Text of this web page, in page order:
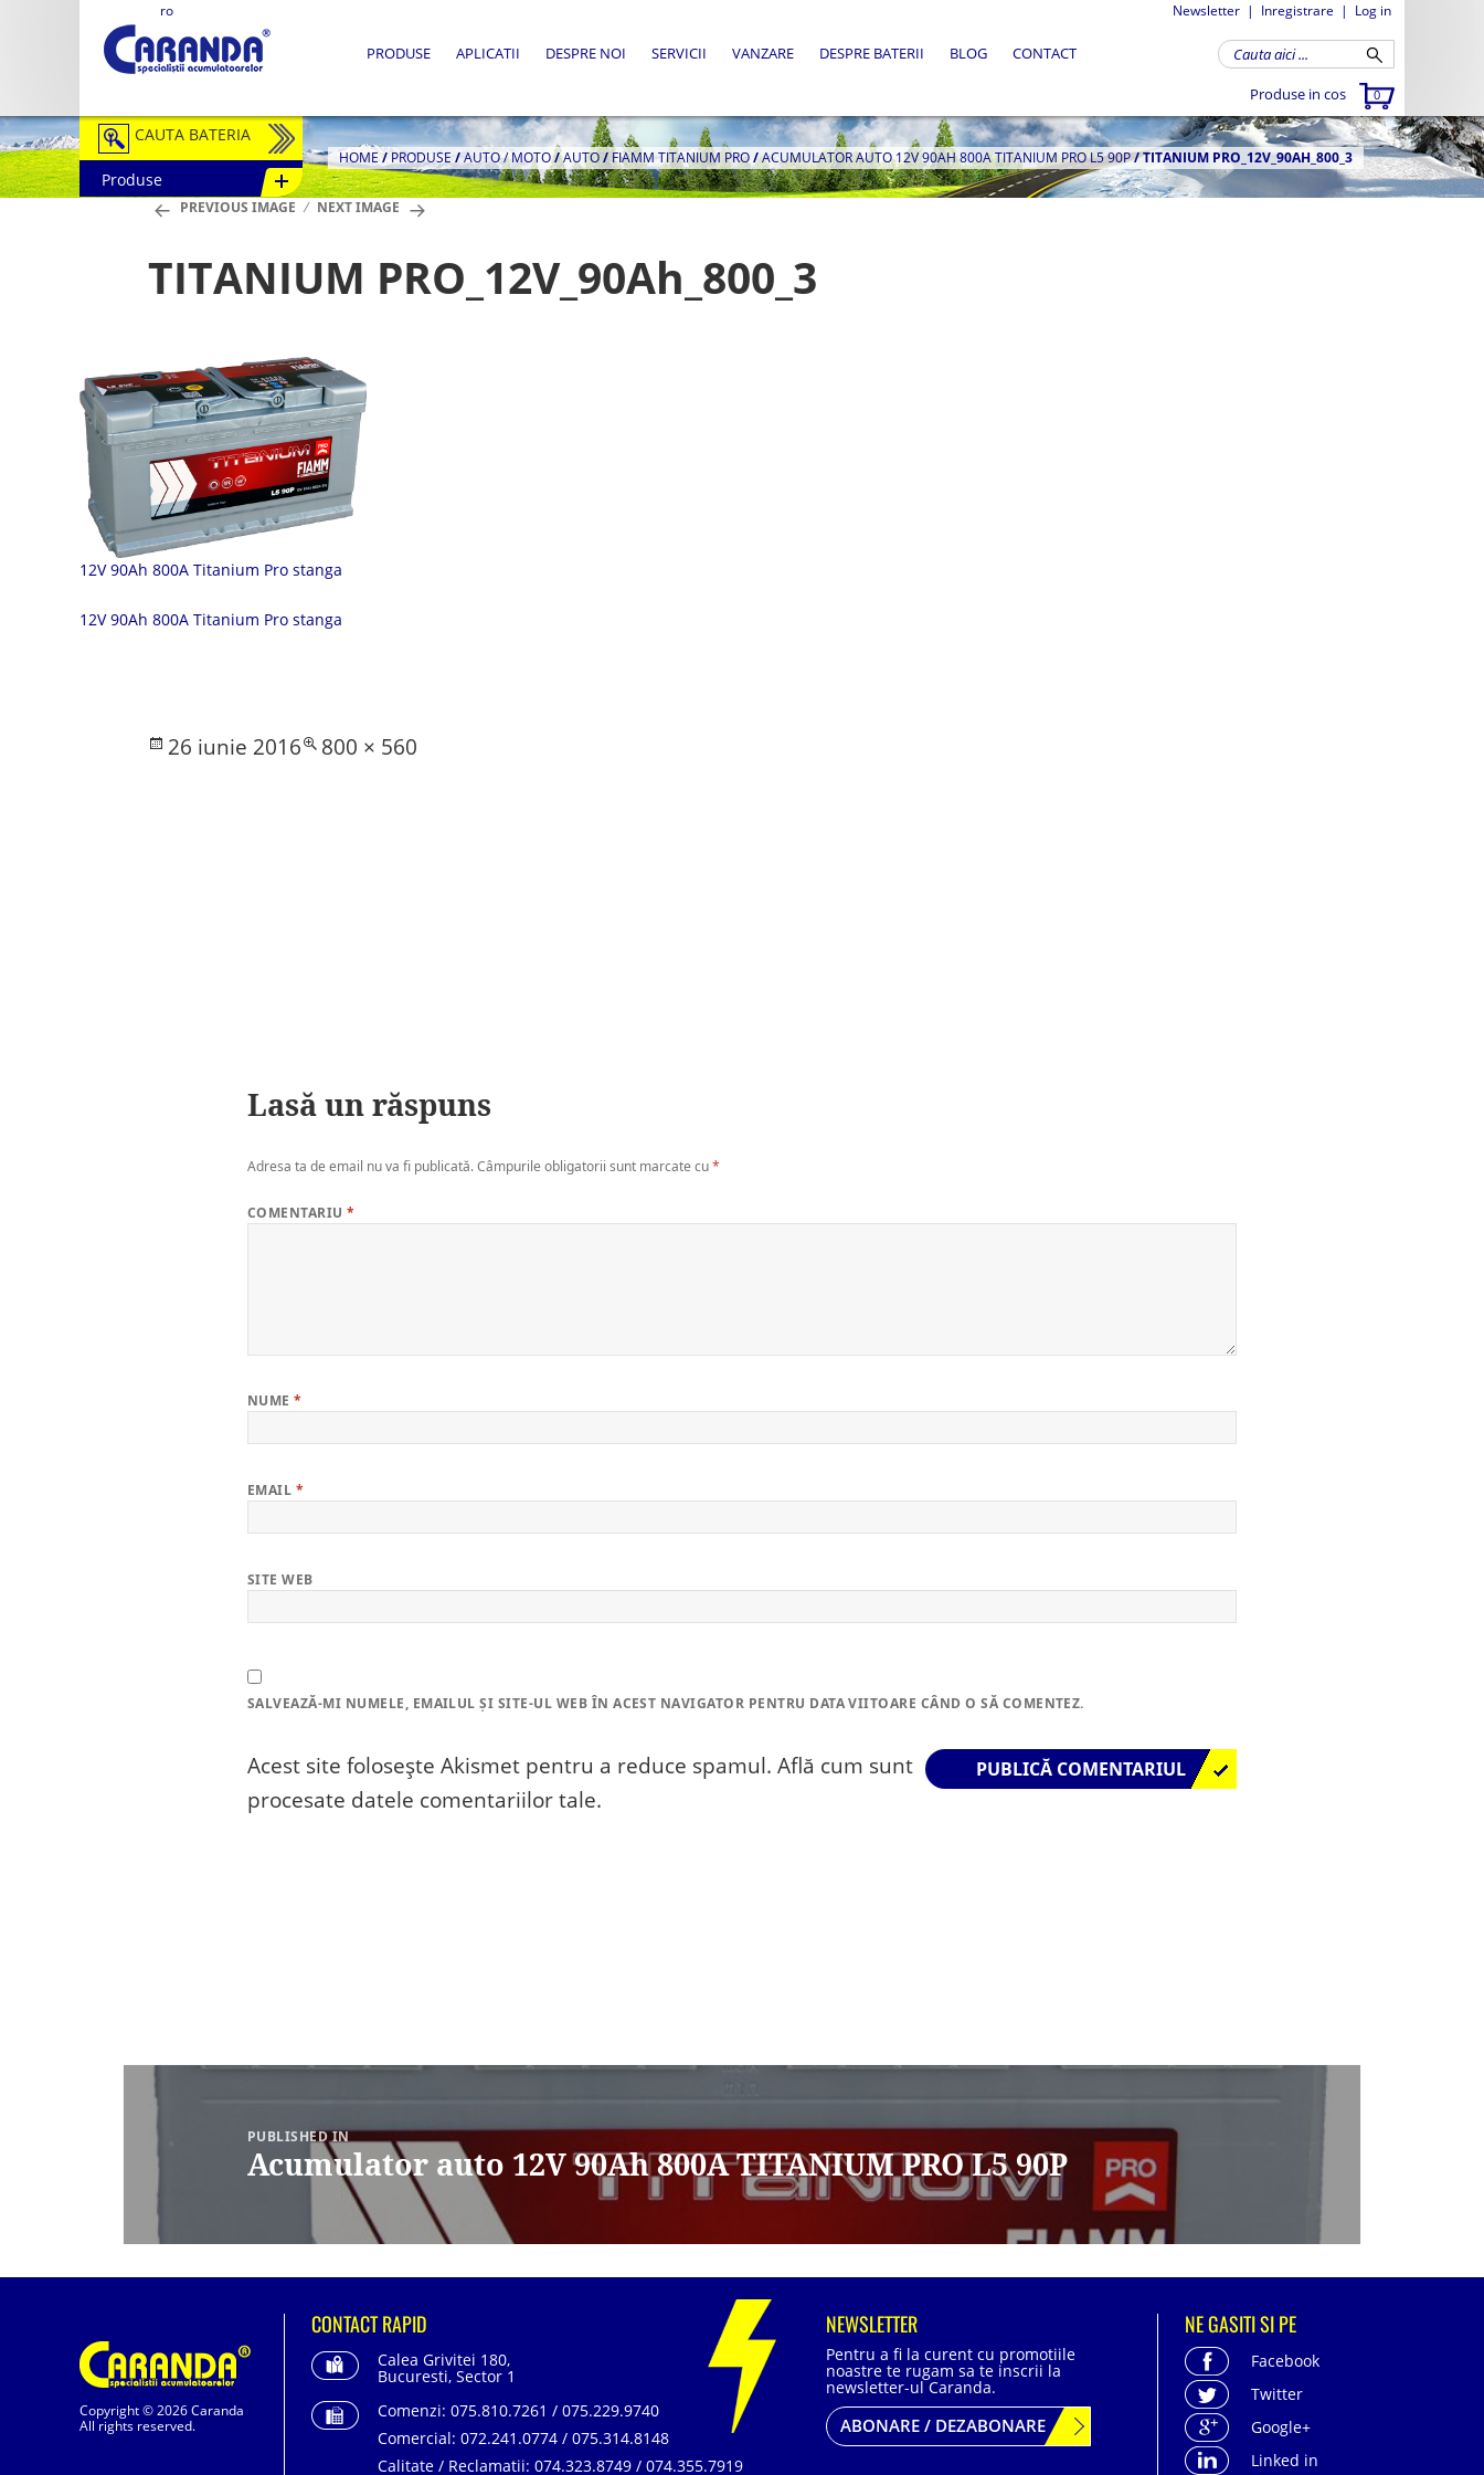
ro Newsletter | Inregistrare | Log in
Produse in cos 0
PRODUSE APLICATII DESPRE NOI SERVICII VANZARE DESPRE BATERII BLOG CONTACT
CAUTA BATERIA
Auto / Moto
Semitractiune
Redresoare
Accesorii Baterii
Fotovoltaice
Produse
HOME/PRODUSE /AUTO / MOTO/AUTO/FIAMM TITANIUM PRO/ACUMULATOR AUTO 12V 90AH 800A TITANIUM PRO L5 90P/TITANIUM PRO_12V_90AH_800_3
PREVIOUS IMAGE NEXT IMAGE
TITANIUM PRO_12V_90Ah_800_3
12V 90Ah 800A Titanium Pro stanga
12V 90Ah 800A Titanium Pro stanga
Posted
26 iunie 2016
Full
800 × 560
Lasă un răspuns
Adresa ta de email nu va fi publicată.Câmpurile obligatorii sunt marcate cu*
COMENTARIU*
NUME*
EMAIL *
SITE WEB
SALVEAZĂ-MI NUMELE, EMAILUL ȘI SITE-UL WEB ÎN ACEST NAVIGATOR PENTRU DATA VIITOARE CÂND O SĂ COMENTEZ.
Acest site folosește Akismet pentru a reduce spamul. Află cum sunt
procesate datele comentariilor tale.
Navigare
articole
PUBLISHED IN
Acumulator auto 12V 90Ah 800A TITANIUM PRO L5 90P
Copyright © 2026 Caranda
All rights reserved.
CONTACT RAPID
Calea Grivitei 180,
Bucuresti, Sector 1
Comenzi: 075.810.7261 / 075.229.9740
Comercial: 072.241.0774 / 075.314.8148
Calitate / Reclamatii: 074.323.8749 / 074.355.7919
NEWSLETTER
Pentru a fi la curent cu promotiile
noastre te rugam sa te inscrii la
newsletter-ul Caranda.
ABONARE / DEZABONARE
NE GASITI SI PE
Facebook
Twitter
Google+
Linked in